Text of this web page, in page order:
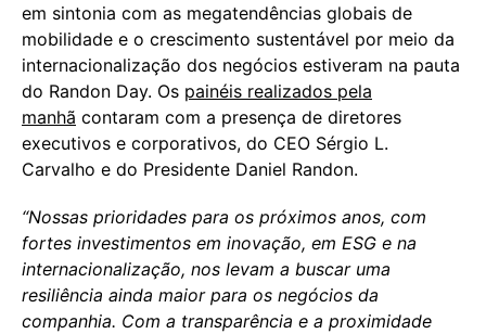
em sintonia com as megatendências globais de
mobilidade e o crescimento sustentável por meio da
internacionalização dos negócios estiveram na pauta
do Randon Day. Os painéis realizados pela
manhã contaram com a presença de diretores
executivos e corporativos, do CEO Sérgio L.
Carvalho e do Presidente Daniel Randon.
“Nossas prioridades para os próximos anos, com
fortes investimentos em inovação, em ESG e na
internacionalização, nos levam a buscar uma
resiliência ainda maior para os negócios da
companhia. Com a transparência e a proximidade